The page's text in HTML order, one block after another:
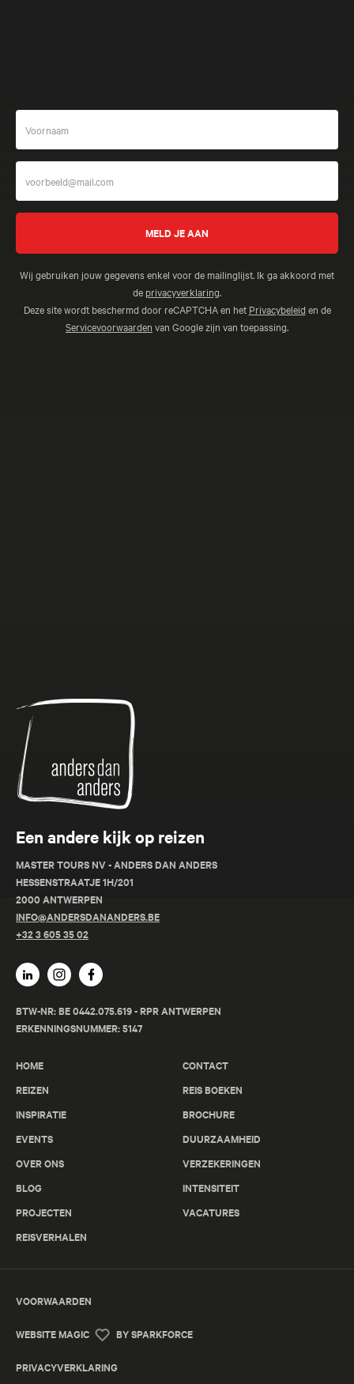
Wij gebruiken jouw gegevens enkel voor de mailinglijst. Ik ga akkoord met
de privacyverklaring.
Deze site wordt beschermd door reCAPTCHA en het Privacybeleid en de
Servicevoorwaarden van Google zijn van toepassing.
Anders
dan
Anders
Een andere kijk op reizen
MASTER TOURS NV - ANDERS DAN ANDERS
HESSENSTRAATJE 1H/201
2000 ANTWERPEN
INFO@ANDERSDANANDERS.BE
+32 3 605 35 02
BTW-NR: BE 0442.075.619 - RPR ANTWERPEN
ERKENNINGSNUMMER: 5147
HOME
REIZEN
INSPIRATIE
EVENTS
OVER ONS
BLOG
PROJECTEN
REISVERHALEN
CONTACT
REIS BOEKEN
BROCHURE
DUURZAAMHEID
VERZEKERINGEN
INTENSITEIT
VACATURES
VOORWAARDEN
WEBSITE MAGIC BY SPARKFORCE
PRIVACYVERKLARING